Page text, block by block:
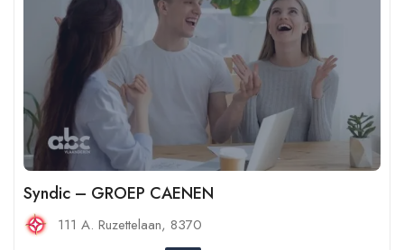
Syndic – GROEP CAENEN
111 A. Ruzettelaan, 8370